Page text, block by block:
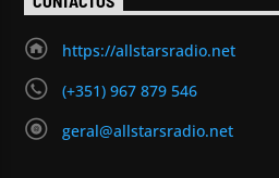
https://allstarsradio.net
(+351) 967 879 546
geral@allstarsradio.net